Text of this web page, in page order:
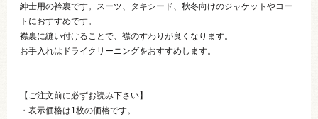
紳士用の衿裏です。スーツ、タキシード、秋冬向けのジャケットやコー
トにおすすめです。
襟裏に縫い付けることで、襟のすわりが良くなります。
お手入れはドライクリーニングをおすすめします。
【ご注文前に必ずお読み下さい】
・表示価格は1枚の価格です。